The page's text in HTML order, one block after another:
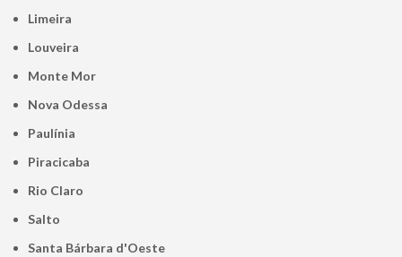
Limeira
Louveira
Monte Mor
Nova Odessa
Paulínia
Piracicaba
Rio Claro
Salto
Santa Bárbara d'Oeste